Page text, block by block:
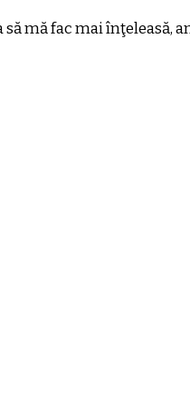
mă fac mai înţeleasă,